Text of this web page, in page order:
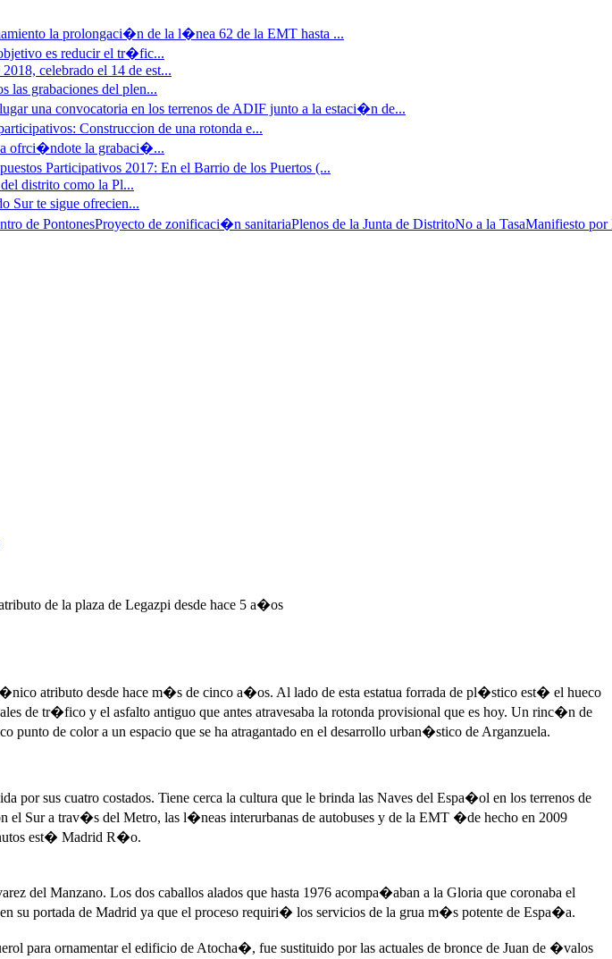
la prolongaci�n de la l�nea 62 de la EMT hasta ...
es reducir el tr�fic...
celebrado el 14 de est...
las grabaciones del plen...
una convocatoria en los terrenos de ADIF junto a la estaci�n de...
Construccion de una rotonda e...
ofrci�ndote la grabaci�...
Participativos 2017: En el Barrio de los Puertos (...
distrito como la Pl...
Sur te sigue ofrecien...
de PontonesProyecto de zonificaci�n sanitariaPlenos de la Junta de DistritoNo a la TasaManifiesto
de la plaza de Legazpi desde hace 5 a�os
atributo desde hace m�s de cinco a�os. Al lado de esta estatua forrada de pl�stico est� el hueco
de tr�fico y el asfalto antiguo que antes atravesaba la rotonda provisional que es hoy. Un rinc�n de
de color a un espacio que se ha atragantado en el desarrollo urban�stico de Arganzuela.
por sus cuatro costados. Tiene cerca la cultura que le brinda las Naves del Espa�ol en los terrenos de
el Sur a trav�s del Metro, las l�neas interurbanas de autobuses y de la EMT �de hecho en 2009
est� Madrid R�o.
Manzano. Los dos caballos alados que hasta 1976 acompa�aban a la Gloria que coronaba el
su portada de Madrid ya que el proceso requiri� los servicios de la grua m�s potente de Espa�a.
ornamentar el edificio de Atocha�, fue sustituido por las actuales de bronce de Juan de �valos